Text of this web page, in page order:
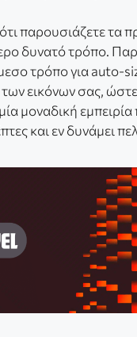
παρουσιάζετε τα
δυνατό τρόπο.
τρόπο για auto-
εικόνων σας,
μοναδική
και εν δυνάμει